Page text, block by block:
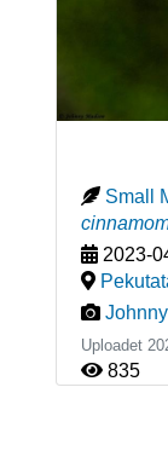
Small
2023-
Uploadet
835